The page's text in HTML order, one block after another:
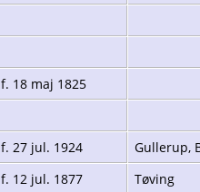
f. 18 maj 1825
f. 27 jul. 1924 Gullerup,
f. 12 jul. 1877 Tøving